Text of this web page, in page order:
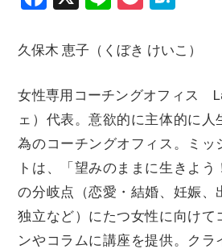
久保木 恵子（くぼき けいこ）
女性専用コーチングオフィス
ェ）代表。意欲的に主体的に
為のコーチングオフィス。ミッ
トは、「望みのままに生きよう
の分岐点（恋愛・結婚、妊娠、
独立など）にたつ女性に向けて
ンやコラムに講座を提供。クラ